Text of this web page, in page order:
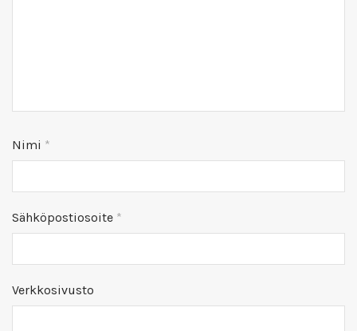
Nimi *
Sähköpostiosoite *
Verkkosivusto